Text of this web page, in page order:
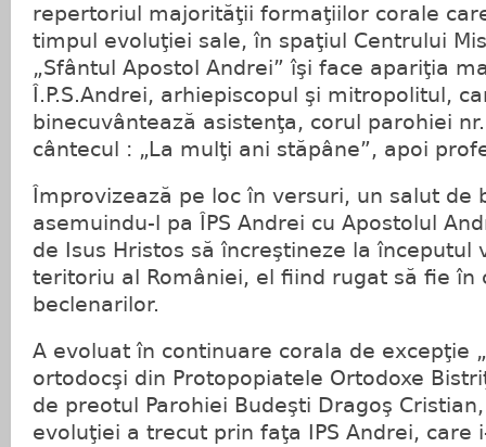
repertoriul majorităţii formaţiilor corale
timpul evoluţiei sale, în spaţiul Centrului
„Sfântul Apostol Andrei” îşi face apariţia
Î.P.S.Andrei, arhiepiscopul şi mitropolitul,
binecuvântează asistenţa, corul parohiei
cântecul : „La mulţi ani stăpâne”, apoi
Împrovizează pe loc în versuri, un salut de
asemuindu-l pa ÎPS Andrei cu Apostolul
de Isus Hristos să încreştineze la începutul
teritoriu al României, el fiind rugat să fie în
beclenarilor.
A evoluat în continuare corala de excepţie
ortodocşi din Protopopiatele Ortodoxe
de preotul Parohiei Budeşti Dragoş
evoluţiei a trecut prin faţa IPS Andrei, care